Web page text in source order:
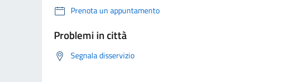
Prenota un appuntamento
Problemi in città
Segnala disservizio